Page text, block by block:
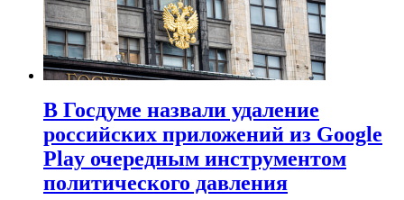
В Госдуме назвали удаление
российских приложений из Google
Play очередным инструментом
политического давления